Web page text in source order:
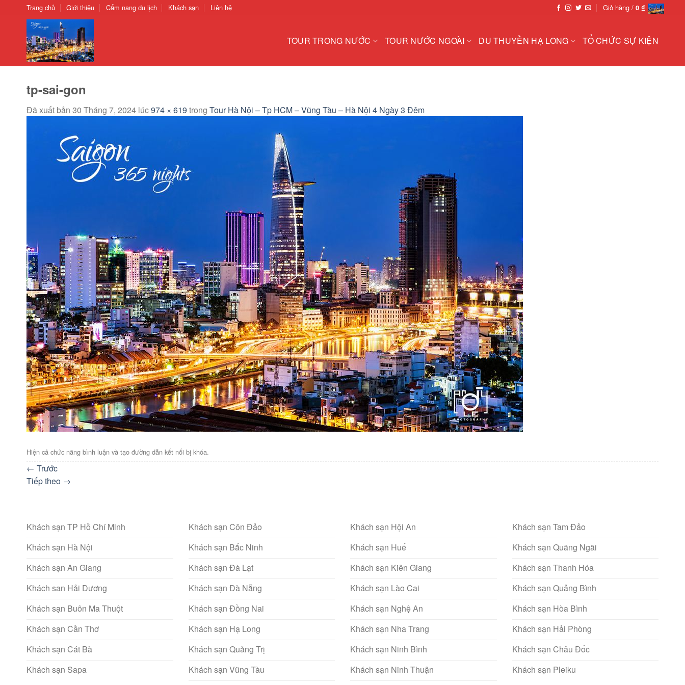
ChuyểnTrang chủ Giới thiệu Cẩm nang du lịch Khách sạn Liên hệ Giỏ hàng / 0 ₫
TOUR TRONG NƯỚC TOUR NƯỚC NGOÀI DU THUYỀN HẠ LONG TỔ CHỨC SỰ KIỆN
tp-sai-gon
Đã xuất bản 30 Tháng 7, 2024 lúc974 × 619 trong Tour Hà Nội – Tp HCM – Vũng Tàu – Hà Nội 4 Ngày 3 Đêm
Hiện cả chức năng bình luận và tạo đường dẫn kết nối bị khóa.
← Trước
Tiếp theo →
Khách sạn TP Hồ Chí Minh
Khách sạn Hà Nội
Khách sạn An Giang
Khách san Hải Dương
Khách sạn Buôn Ma Thuột
Khách sạn Cần Thơ
Khách sạn Cát Bà
Khách sạn Sapa
Khách sạn Côn Đảo
Khách sạn Bắc Ninh
Khách sạn Đà Lạt
Khách sạn Đà Nẵng
Khách sạn Đồng Nai
Khách sạn Hạ Long
Khách sạn Quảng Trị
Khách sạn Vũng Tàu
Khách sạn Hội An
Khách sạn Huế
Khách sạn Kiên Giang
Khách sạn Lào Cai
Khách sạn Nghệ An
Khách sạn Nha Trang
Khách sạn Ninh Bình
Khách sạn Ninh Thuận
Khách sạn Tam Đảo
Khách sạn Quãng Ngãi
Khách sạn Thanh Hóa
Khách sạn Quảng Bình
Khách sạn Hòa Bình
Khách sạn Hải Phòng
Khách sạn Châu Đốc
Khách sạn Pleiku